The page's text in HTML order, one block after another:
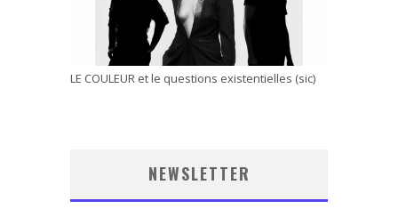
LE COULEUR et le questions existentielles (sic)
NEWSLETTER